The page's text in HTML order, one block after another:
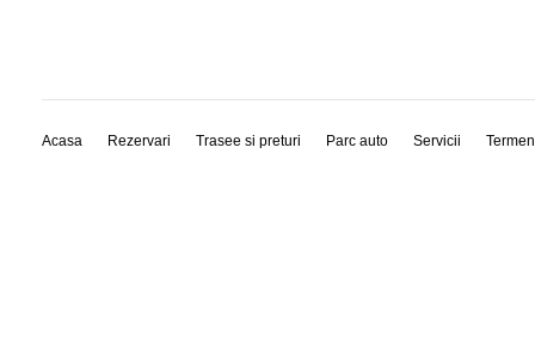
Acasa Rezervari Trasee si preturi Parc auto Servicii